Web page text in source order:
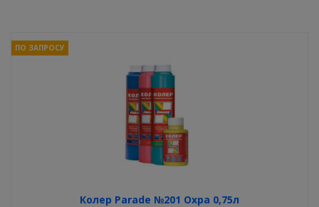
Колер Parade №201 Охра 0,75л
ПО ЗАПРОСУ